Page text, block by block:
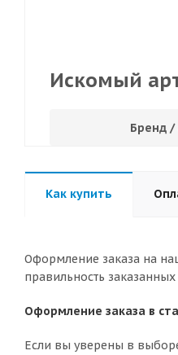
Искомый
Бренд /
Как купить
Оформление заказа на
правильность
Оформление заказа в
Если вы уверены в